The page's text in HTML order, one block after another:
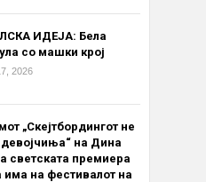
ИДЕЈА: Бела
со машки крој
2026
„Скејтбордингот не
девојчиња“ на Дина
светската премиера
има на фестивалот на